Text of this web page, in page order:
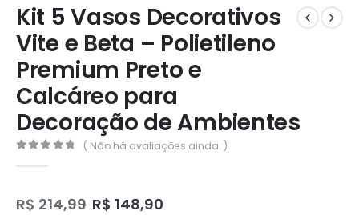
Kit 5 Vasos Decorativos
Vite e Beta – Polietileno
Premium Preto e
Calcáreo para
Decoração de Ambientes
( Não há avaliações ainda. )
R$214,99 R$ 148,90